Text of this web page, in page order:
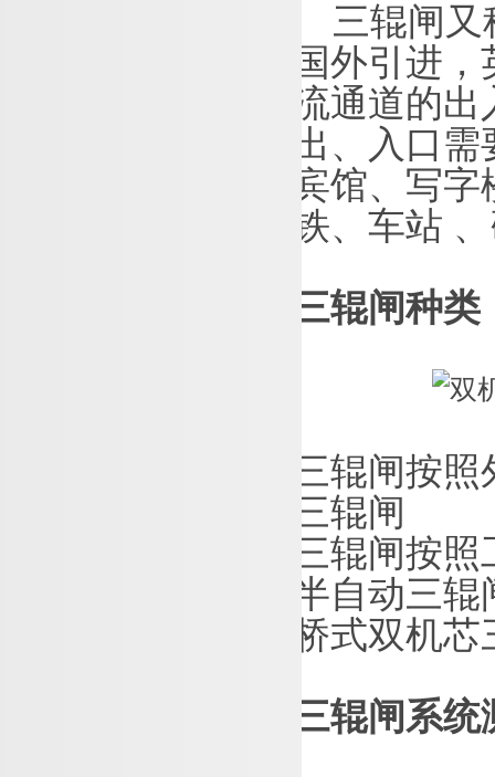
三辊闸
国外引进，
流通道的
出、入口
宾馆、写
铁、车站
三辊闸种类
三辊闸按
三辊闸
三辊闸按
半自动三
桥式双机
三辊闸系